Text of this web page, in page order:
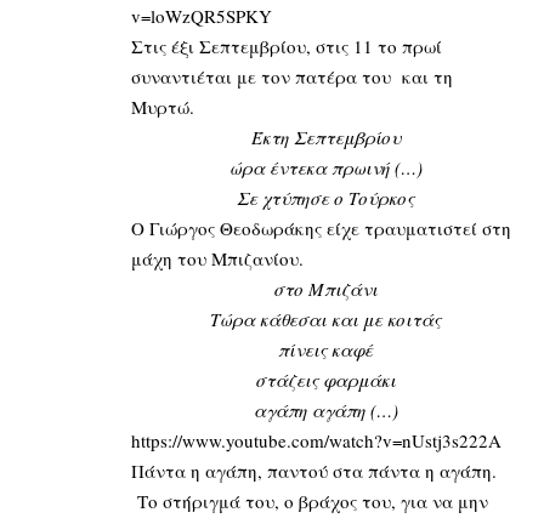
v=loWzQR5SPKY
Στις έξι Σεπτεμβρίου, στις 11 το πρωί
συναντιέται με τον πατέρα του και τη
Μυρτώ.
Έκτη Σεπτεμβρίου
ώρα έντεκα πρωινή (…)
Σε χτύπησε ο Τούρκος
Ο Γιώργος Θεοδωράκης είχε τραυματιστεί στη
μάχη του Μπιζανίου.
στο Μπιζάνι
Τώρα κάθεσαι και με κοιτάς
πίνεις καφέ
στάζεις φαρμάκι
αγάπη αγάπη (…)
https://www.youtube.com/watch?v=nUstj3s222A
Πάντα η αγάπη, παντού στα πάντα η αγάπη.
Το στήριγμά του, ο βράχος του, για να μην